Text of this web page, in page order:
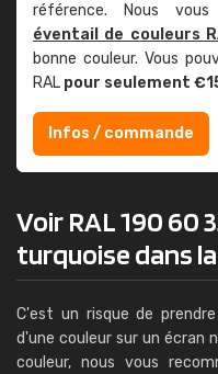
référence. Nous
éventail de couleurs
bonne couleur. Vous
RAL pour seulement
Infos / commande
Voir RAL 190 60
turquoise dans
C'est un risque de
d'une couleur sur un écran
couleur, nous vous